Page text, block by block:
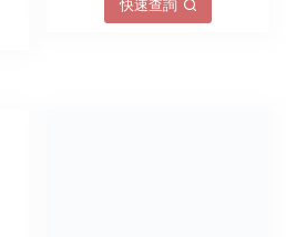
快速查詢